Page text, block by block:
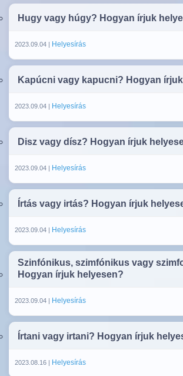
Hugy vagy húgy? Hogyan írjuk
2023.09.04 | Helyesírás
Kapúcni vagy kapucni? Hogyan
2023.09.04 | Helyesírás
Disz vagy dísz? Hogyan írjuk
2023.09.04 | Helyesírás
Írtás vagy irtás? Hogyan írjuk
2023.09.04 | Helyesírás
Szinfónikus, szimfónikus vagy
Hogyan írjuk helyesen?
2023.09.04 | Helyesírás
Írtani vagy irtani? Hogyan írjuk
2023.08.16 | Helyesírás